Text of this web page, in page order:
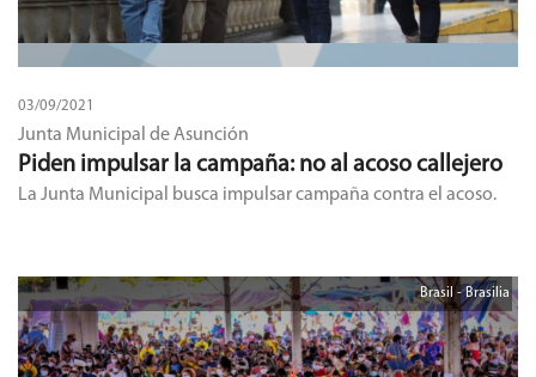
03/09/2021
Junta Municipal de Asunción
Piden impulsar la campaña: no al acoso callejero
La Junta Municipal busca impulsar campaña contra el acoso.
Brasil - Brasilia